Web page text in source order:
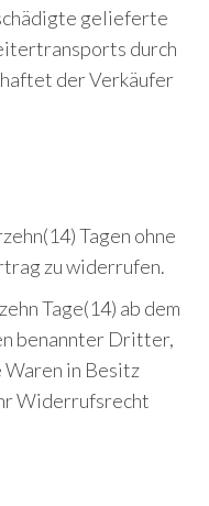
gelieferte
durch
der Verkäufer
Tagen ohne
zu widerrufen.
Tage(14) ab dem
benannter Dritter,
in Besitz
Widerrufsrecht